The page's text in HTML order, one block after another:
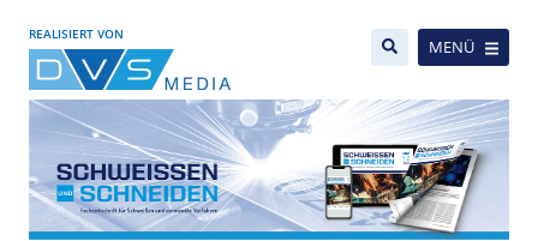
REALISIERT VON
MENÜ